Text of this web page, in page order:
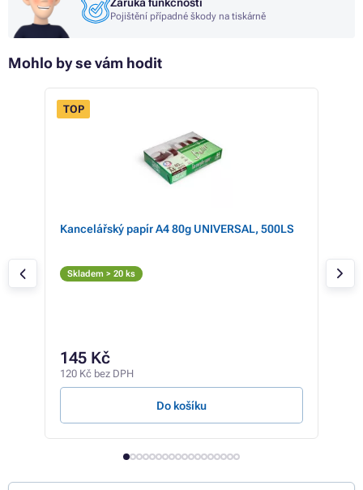
Pojištění případné škody na tiskárně
Mohlo by se vám hodit
TOP
Kancelářský papír A4 80g UNIVERSAL, 500LS
Skladem > 20 ks
145 Kč
120 Kč bez DPH
Do košíku